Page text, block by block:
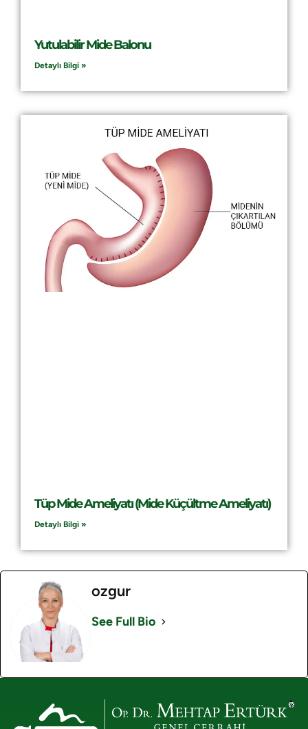
Yutulabilir Mide Balonu
Detaylı Bilgi »
Tüp Mide Ameliyatı (Mide Küçültme Ameliyatı)
Detaylı Bilgi »
ozgur
See Full Bio